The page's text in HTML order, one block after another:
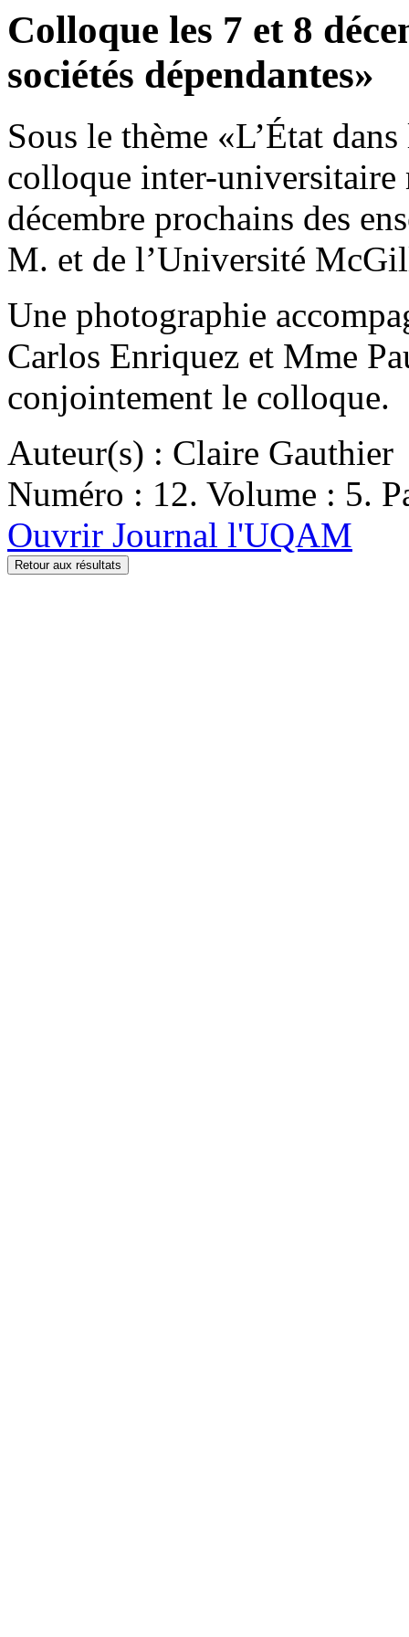
Colloque les 7 et 8
sociétés dépendantes»
Sous le thème «L’État
colloque inter-universitaire
décembre prochains des
M. et de l’Université
Une photographie
Carlos Enriquez et Mme
conjointement le colloque.
Auteur(s) : Claire Gauthier
Numéro : 12. Volume : 5.
Ouvrir Journal l'UQAM
Retour aux résultats